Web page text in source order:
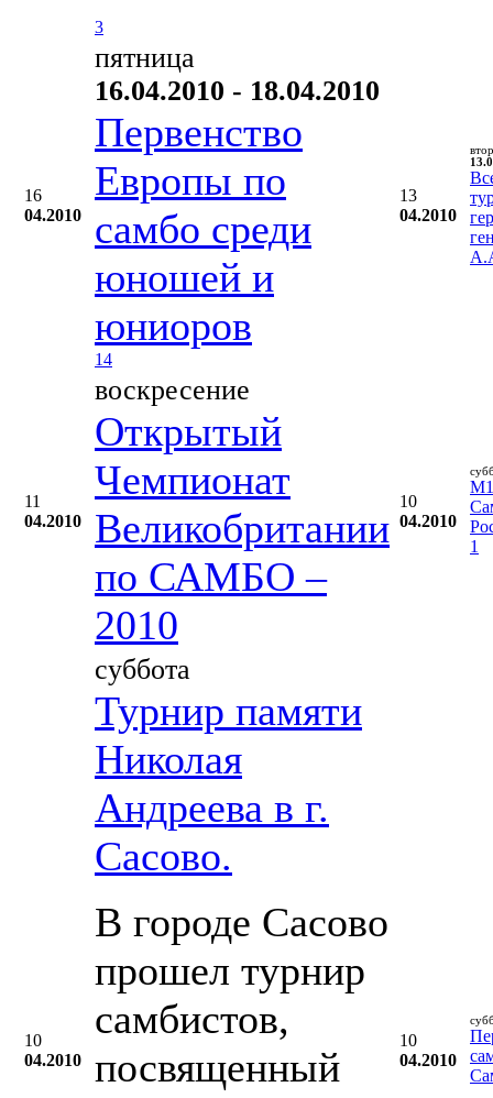
3
16
04.2010
пятница
16.04.2010 - 18.04.2010
Первенство
Европы по
самбо среди
юношей и
юниоров
14
13
04.2010
11
04.2010
воскресение
Открытый
Чемпионат
Великобритании
по САМБО –
2010
10
04.2010
1
10
04.2010
суббота
Турнир памяти
Николая
Андреева в г.
Сасово.
В городе Сасово
прошел турнир
самбистов,
посвященный
10
04.2010